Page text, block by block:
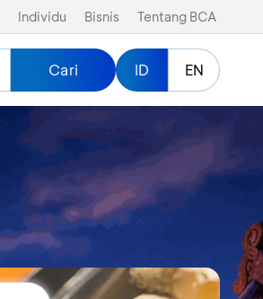
Individu Bisnis Tentang BCA
Cari ID EN